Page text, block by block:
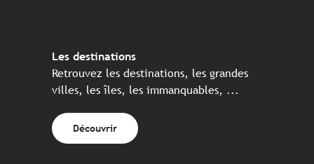
Les destinations
Retrouvez les destinations, les grandes
villes, les îles, les immanquables, ...
Découvrir